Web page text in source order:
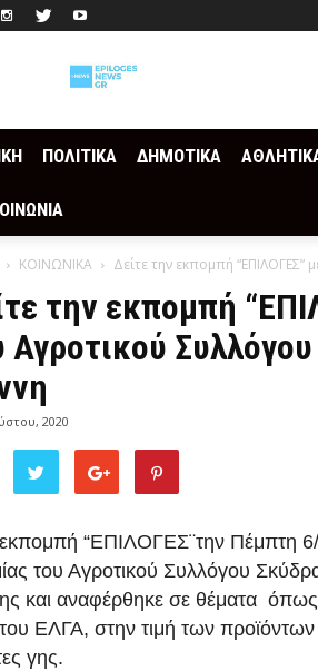
ΠΟΛΙΤΙΚΑ ΔΗΜΟΤΙΚΑ
ΚΟΙΝΩΝΙΚΑ Δείτε την εκπομπή
την εκπομπή
Αγροτικού
2020
“ΕΠΙΛΟΓΕΣ¨την Πέμπτη
του Αγροτικού Συλλόγου
και αναφέρθηκε σε θέματα
ΕΛΓΑ, στην τιμή των προϊόντων
γης.